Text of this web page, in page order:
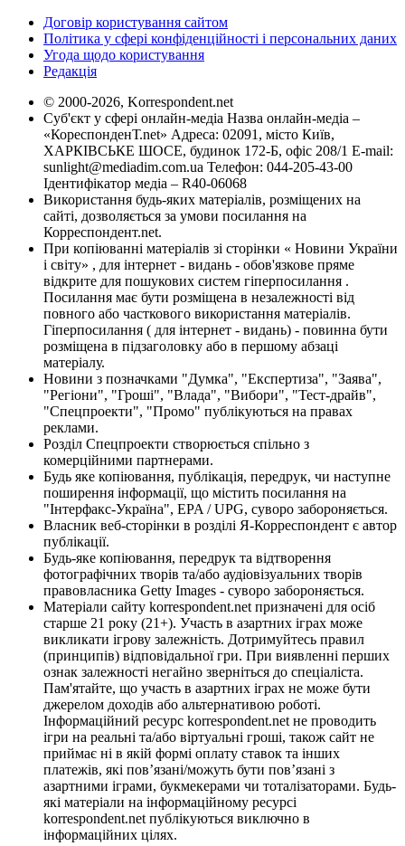
Договір користування сайтом
Політика у сфері конфіденційності і персональних даних
Угода щодо користування
Редакція
© 2000-2026, Korrespondent.net
Суб'єкт у сфері онлайн-медіа Назва онлайн-медіа –
«КореспонденТ.net» Адреса: 02091, місто Київ,
ХАРКІВСЬКЕ ШОСЕ, будинок 172-Б, офіс 208/1 E-mail:
sunlight@mediadim.com.ua Телефон: 044-205-43-00
Ідентифікатор медіа – R40-06068
Використання будь-яких матеріалів, розміщених на
сайті, дозволяється за умови посилання на
Корреспондент.net.
При копіюванні матеріалів зі сторінки « Новини України
і світу» , для інтернет - видань - обов'язкове пряме
відкрите для пошукових систем гіперпосилання .
Посилання має бути розміщена в незалежності від
повного або часткового використання матеріалів.
Гіперпосилання ( для інтернет - видань) - повинна бути
розміщена в підзаголовку або в першому абзаці
матеріалу.
Новини з позначками "Думка", "Експертиза", "Заява",
"Регіони", "Гроші", "Влада", "Вибори", "Тест-драйв",
"Спецпроекти", "Промо" публікуються на правах
реклами.
Розділ Спецпроекти створюється спільно з
комерційними партнерами.
Будь яке копіювання, публікація, передрук, чи наступне
поширення інформації, що містить посилання на
"Інтерфакс-Україна", EPA / UPG, суворо забороняється.
Власник веб-сторінки в розділі Я-Корреспондент є автор
публікації.
Будь-яке копіювання, передрук та відтворення
фотографічних творів та/або аудіовізуальних творів
правовласника Getty Images - суворо забороняється.
Матеріали сайту korrespondent.net призначені для осіб
старше 21 року (21+). Участь в азартних іграх може
викликати ігрову залежність. Дотримуйтесь правил
(принципів) відповідальної гри. При виявленні перших
ознак залежності негайно зверніться до спеціаліста.
Пам'ятайте, що участь в азартних іграх не може бути
джерелом доходів або альтернативою роботі.
Інформаційний ресурс korrespondent.net не проводить
ігри на реальні та/або віртуальні гроші, також сайт не
приймає ні в якій формі оплату ставок та інших
платежів, які пов’язані/можуть бути пов’язані з
азартними іграми, букмекерами чи тоталізаторами. Будь-
які матеріали на інформаційному ресурсі
korrespondent.net публікуються виключно в
інформаційних цілях.